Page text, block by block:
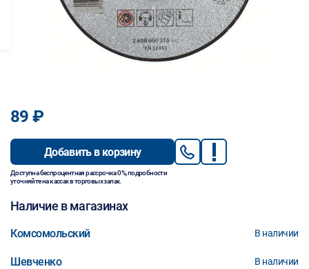
89 ₽
Добавить в корзину
Доступна беспроцентная рассрочка 0%, подробности
уточняйте на кассах в торговых залах.
Наличие в магазинах
Комсомольский В наличии
Шевченко В наличии